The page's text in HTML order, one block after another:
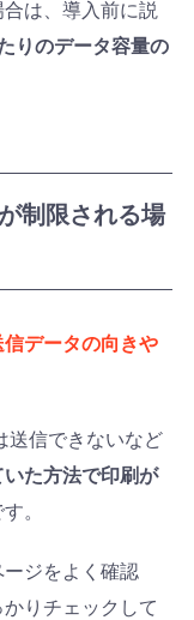
は、導入前に説
りのデータ容量の
制限される場
信データの向きや
送信できないなど
た方法で印刷が
。
ジをよく確認
りチェックして